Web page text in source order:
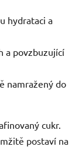
hydrataci a
a povzbuzující
namražený do
cukr.
postaví na